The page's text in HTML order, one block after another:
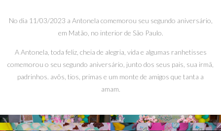
No dia 11/03/2023 a Antonela comemorou seu segundo aniversário,
em Matão, no interior de São Paulo.
A Antonela, toda feliz, cheia de alegria, vida e algumas ranhetisses
comemorou o seu segundo aniversário, junto dos seus pais, sua irmã,
padrinhos. avôs, tios, primas e um monte de amigos que tanta a
amam.